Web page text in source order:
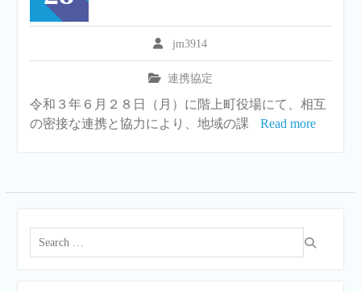
jm3914
連携協定
令和３年６月２８日（月）に階上町役場にて、相互
の密接な連携と協力により、地域の課
Read more
Search
for: